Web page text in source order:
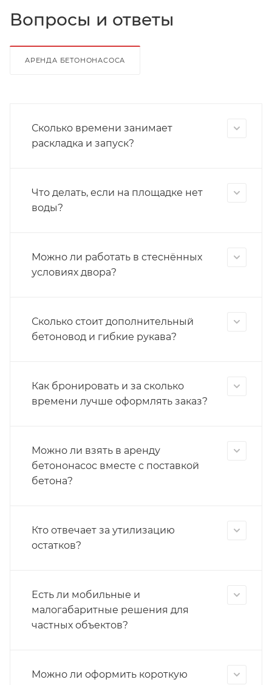
Вопросы и ответы
АРЕНДА БЕТОНОНАСОСА
Сколько времени занимает
раскладка и запуск?
Что делать, если на площадке нет
воды?
Можно ли работать в стеснённых
условиях двора?
Сколько стоит дополнительный
бетоновод и гибкие рукава?
Как бронировать и за сколько
времени лучше оформлять заказ?
Можно ли взять в аренду
бетононасос вместе с поставкой
бетона?
Кто отвечает за утилизацию
остатков?
Есть ли мобильные и
малогабаритные решения для
частных объектов?
Можно ли оформить короткую